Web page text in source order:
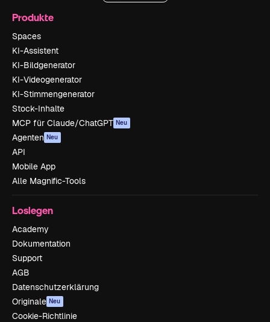
Produkte
Spaces
KI-Assistent
KI-Bildgenerator
KI-Videogenerator
KI-Stimmengenerator
Stock-Inhalte
MCP für Claude/ChatGPT Neu
Agenten Neu
API
Mobile App
Alle Magnific-Tools
Loslegen
Academy
Dokumentation
Support
AGB
Datenschutzerklärung
Originale Neu
Cookie-Richtlinie